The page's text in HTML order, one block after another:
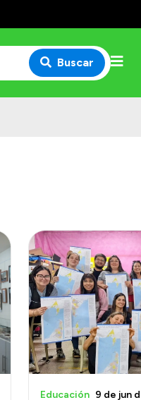
Buscar
Educación 9 de jun